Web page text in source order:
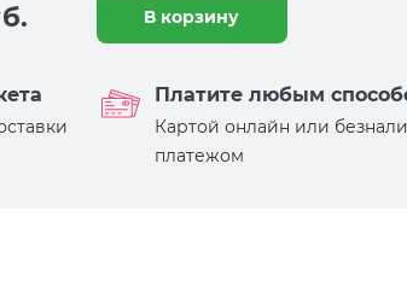
В корзину
Платите любым
Картой онлайн или
платежом